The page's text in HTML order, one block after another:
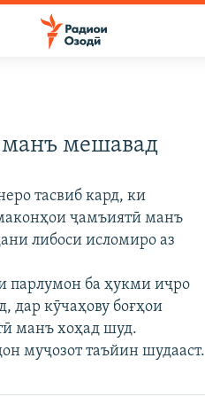
манъ мешавад
тасвиб кард, ки
ҷамъиятӣ манъ
либоси исломиро аз
парлумон ба ҳукми иҷро
дар кӯчаҳову боғҳои
манъ хоҳад шуд.
муҷозот таъйин шудааст.